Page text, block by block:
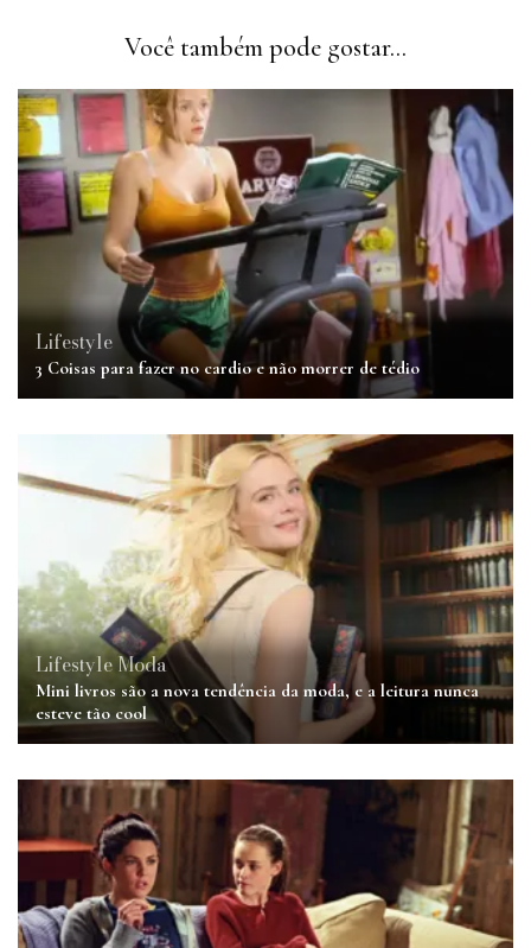
Você também pode gostar...
Lifestyle
3 Coisas para fazer no cardio e não morrer de tédio
LifestyleModa
Mini livros são a nova tendência da moda, e a leitura nunca
esteve tão cool